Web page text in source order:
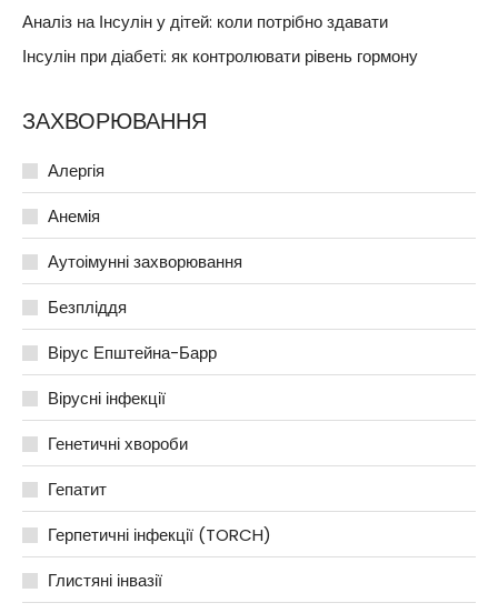
Аналіз на Інсулін у дітей: коли потрібно здавати
Інсулін при діабеті: як контролювати рівень гормону
ЗАХВОРЮВАННЯ
Алергія
Анемія
Аутоімунні захворювання
Безпліддя
Вірус Епштейна-Барр
Вірусні інфекції
Генетичні хвороби
Гепатит
Герпетичні інфекції (TORCH)
Глистяні інвазії